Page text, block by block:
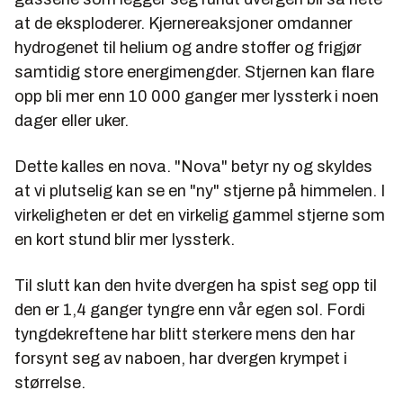
at de eksploderer. Kjernereaksjoner omdanner
hydrogenet til helium og andre stoffer og frigjør
samtidig store energimengder. Stjernen kan flare
opp bli mer enn 10 000 ganger mer lyssterk i noen
dager eller uker.
Dette kalles en nova. "Nova" betyr ny og skyldes
at vi plutselig kan se en "ny" stjerne på himmelen. I
virkeligheten er det en virkelig gammel stjerne som
en kort stund blir mer lyssterk.
Til slutt kan den hvite dvergen ha spist seg opp til
den er 1,4 ganger tyngre enn vår egen sol. Fordi
tyngdekreftene har blitt sterkere mens den har
forsynt seg av naboen, har dvergen krympet i
størrelse.